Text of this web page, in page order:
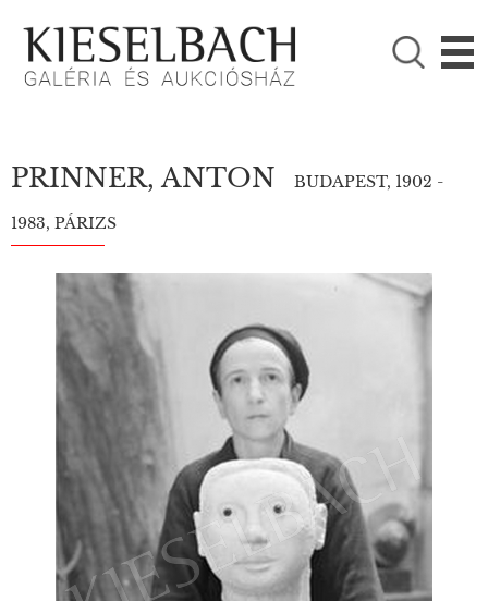

KÉRJÜK VÁLASSZON!
Festmények
PRINNER, ANTON BUDAPEST, 1902 -
1983, PÁRIZS